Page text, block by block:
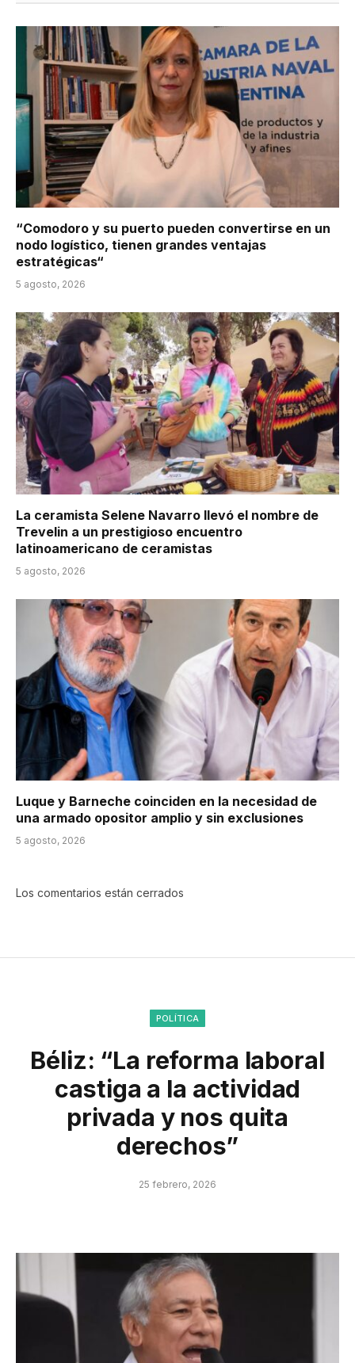
“Comodoro y su puerto pueden convertirse en un
nodo logístico, tienen grandes ventajas
estratégicas“
5 agosto, 2026
La ceramista Selene Navarro llevó el nombre de
Trevelin a un prestigioso encuentro
latinoamericano de ceramistas
5 agosto, 2026
Luque y Barneche coinciden en la necesidad de
una armado opositor amplio y sin exclusiones
5 agosto, 2026
Los comentarios están cerrados
POLÍTICA
Béliz: “La reforma laboral
castiga a la actividad
privada y nos quita
derechos”
25 febrero, 2026